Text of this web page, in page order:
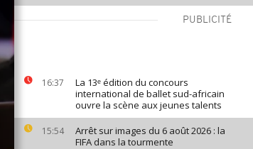
PUBLICITÉ
16:37
La 13ᵉ édition du concours
international de ballet sud-africain
ouvre la scène aux jeunes talents
15:54
Arrêt sur images du 6 août 2026 : la
FIFA dans la tourmente